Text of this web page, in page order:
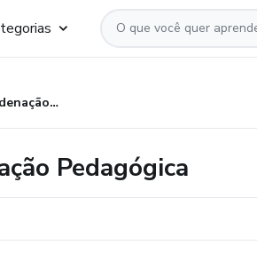
Imersão Coordenação Pedagógica
Pedagógica